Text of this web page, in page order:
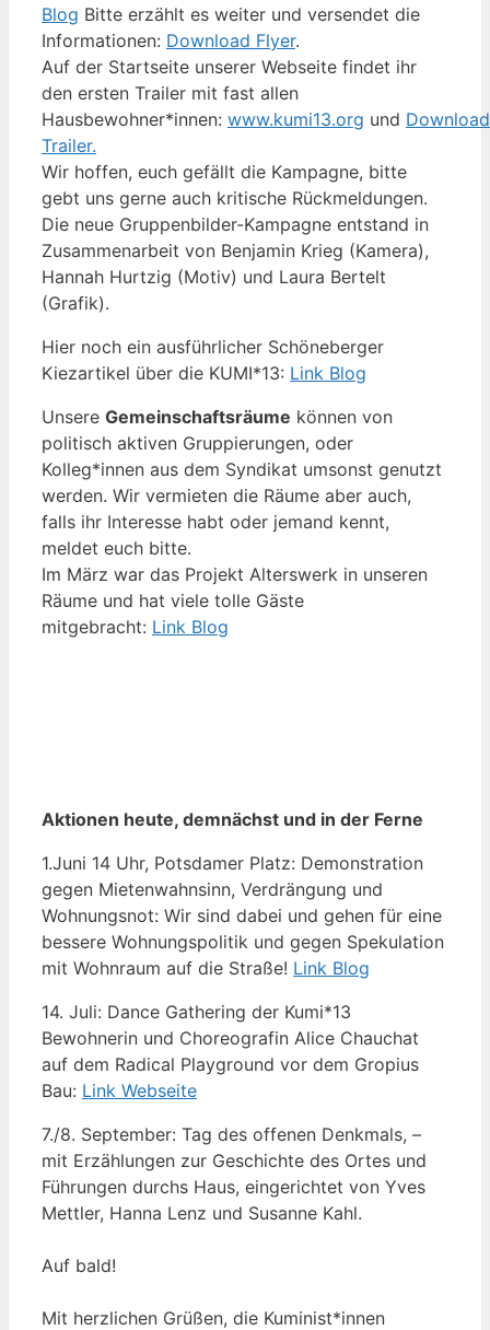
Blog Bitte erzählt es weiter und versendet die
Informationen: Download Flyer.
Auf der Startseite unserer Webseite findet ihr
den ersten Trailer mit fast allen
Hausbewohner*innen: www.kumi13.org und Download
Trailer.
Wir hoffen, euch gefällt die Kampagne, bitte
gebt uns gerne auch kritische Rückmeldungen.
Die neue Gruppenbilder-Kampagne entstand in
Zusammenarbeit von Benjamin Krieg (Kamera),
Hannah Hurtzig (Motiv) und Laura Bertelt
(Grafik).
Hier noch ein ausführlicher Schöneberger
Kiezartikel über die KUMI*13: Link Blog
Unsere Gemeinschaftsräume können von
politisch aktiven Gruppierungen, oder
Kolleg*innen aus dem Syndikat umsonst genutzt
werden. Wir vermieten die Räume aber auch,
falls ihr Interesse habt oder jemand kennt,
meldet euch bitte.
Im März war das Projekt Alterswerk in unseren
Räume und hat viele tolle Gäste
mitgebracht: Link Blog
Aktionen heute, demnächst und in der Ferne
1.Juni 14 Uhr, Potsdamer Platz: Demonstration
gegen Mietenwahnsinn, Verdrängung und
Wohnungsnot: Wir sind dabei und gehen für eine
bessere Wohnungspolitik und gegen Spekulation
mit Wohnraum auf die Straße! Link Blog
14. Juli: Dance Gathering der Kumi*13
Bewohnerin und Choreografin Alice Chauchat
auf dem Radical Playground vor dem Gropius
Bau: Link Webseite
7./8. September: Tag des offenen Denkmals, –
mit Erzählungen zur Geschichte des Ortes und
Führungen durchs Haus, eingerichtet von Yves
Mettler, Hanna Lenz und Susanne Kahl.
Auf bald!
Mit herzlichen Grüßen, die Kuminist*innen